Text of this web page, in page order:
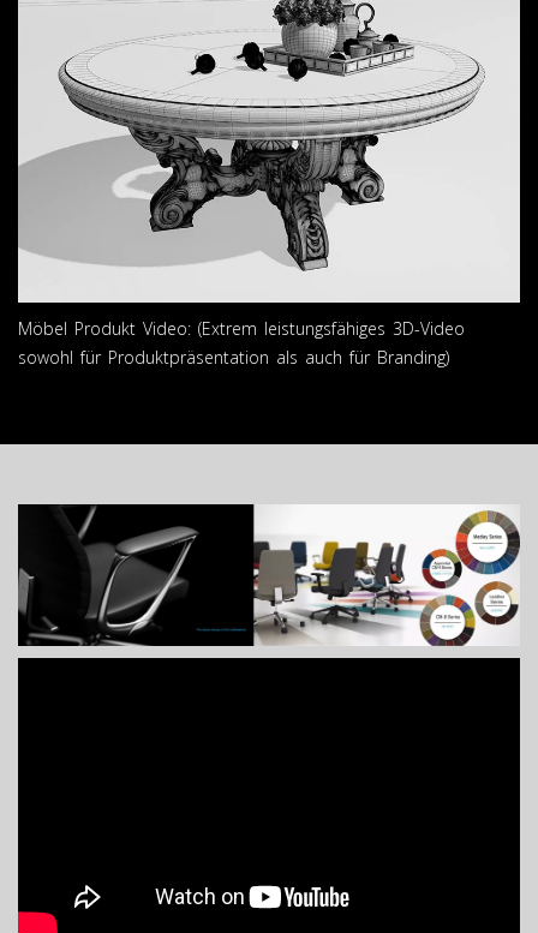
Möbel Produkt Video: (Extrem leistungsfähiges 3D-Video
sowohl für Produktpräsentation als auch für Branding)